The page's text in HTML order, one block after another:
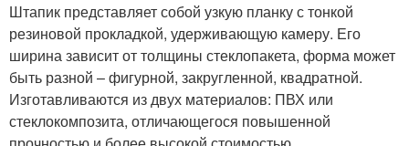
Штапик представляет собой узкую планку с тонкой
резиновой прокладкой, удерживающую камеру. Его
ширина зависит от толщины стеклопакета, форма может
быть разной – фигурной, закругленной, квадратной.
Изготавливаются из двух материалов: ПВХ или
стеклокомпозита, отличающегося повышенной